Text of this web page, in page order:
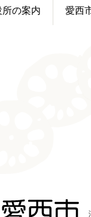
所の案内 愛西